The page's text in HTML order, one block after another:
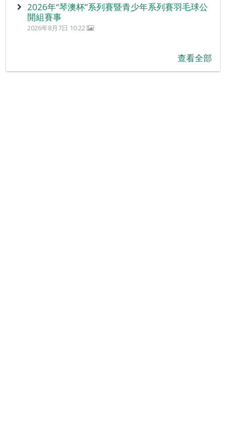
2026年“琴澳杯”系列賽暨青少年系列賽羽毛球公
開組賽事
2026年8月7日 10:22
查看全部